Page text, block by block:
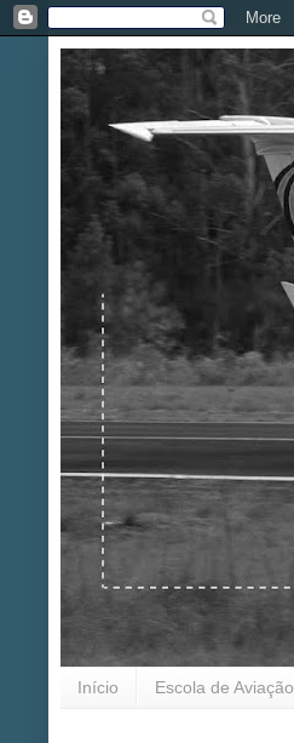
Início Escola de Aviação